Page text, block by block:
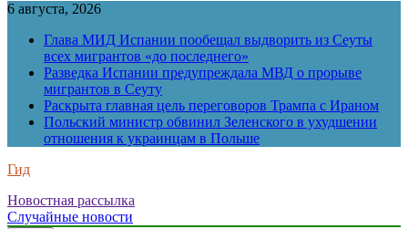
6 августа, 2026
Глава МИД Испании пообещал выдворить из Сеуты
всех мигрантов «до последнего»
Разведка Испании предупреждала МВД о прорыве
мигрантов в Сеуту
Раскрыта главная цель переговоров Трампа с Ираном
Польский министр обвинил Зеленского в ухудшении
отношения к украинцам в Польше
Гид
Новостная рассылка
Случайные новости